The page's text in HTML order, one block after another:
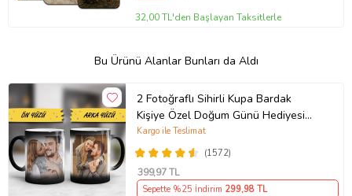
32,00 TL'den Başlayan Taksitlerle
Bu Ürünü Alanlar Bunları da Aldı
2 Fotoğraflı Sihirli Kupa Bardak
Kişiye Özel Doğum Günü Hediyesi
Sevgiliye Hediye Anneye Babaya
Ablaya Abiye Kız Erkek Kardeşe
Arkadaşa Resimli Günü Yıl Dönümü
Hediyesi
(1572)
Kargo ile Teslimat
399,97 TL
Sepette %25 İndirim 299,98 TL